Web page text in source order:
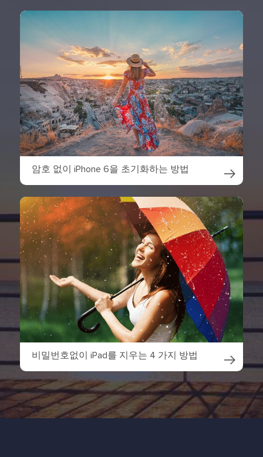
암호 없이 iPhone 6을 초기화하는 방법 
비밀번호없이 iPad를 지우는 4 가지 방법 